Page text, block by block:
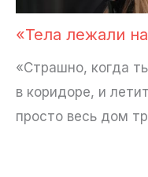
«Тела лежали
«Страшно, когда
в коридоре, и
просто весь дом